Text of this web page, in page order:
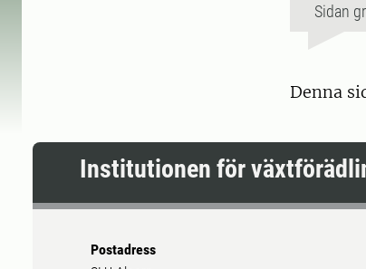
Sidan
Denna
Institutionen för
Postadress